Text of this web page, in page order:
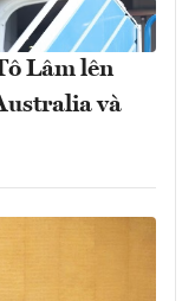
Lâm lên
và